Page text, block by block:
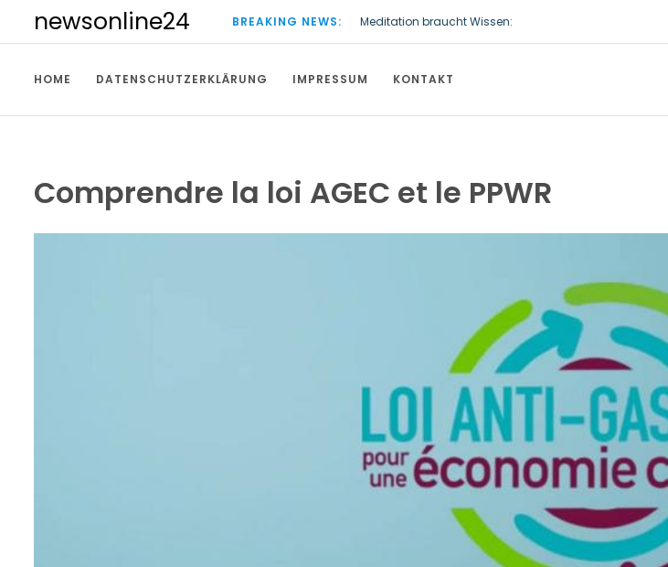
i
newsonline24 BREAKING NEWS:
Meditation braucht Wissen:
Verkehrserziehung beginnt zu Hause: Sicher zur Schule
HOME DATENSCHUTZERKLÄRUNG IMPRESSUM KONTAKT
Comprendre la loi AGEC et le PPWR